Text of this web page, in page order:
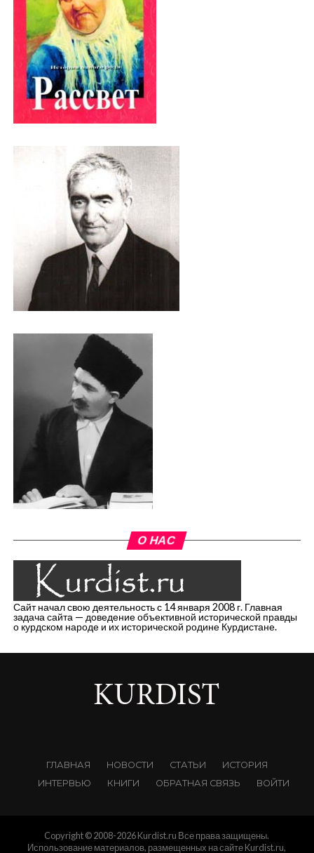
О НАС
Сайт начал свою деятельность с 14 января 2008 г. Главная
задача сайта — доведение объективной исторической правды
о курдском народе и их исторической родине Курдистане.
ГЛАВНАЯ НОВОСТИ СТАТЬИ
ИСТОРИЯ
ИНТЕРВЬЮ
КНИГИ ОБРАТНАЯ СВЯЗЬ ВОЙТИ
Copyright © 2008-2026 Kurdist.ru Все права защищены.
Использование материалов, размещенных на сайте Kurdist.ru,